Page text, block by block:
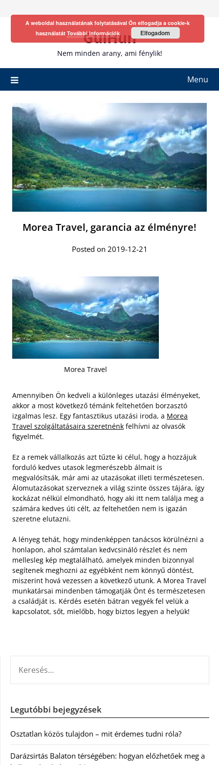
GulHun
Nem minden arany, ami fénylik!
Menu
Morea Travel, garancia az élményre!
Posted on 2019-12-21
Morea Travel
Amennyiben Ön kedveli a különleges utazási élményeket,
akkor a most következő témánk feltehetően borzasztó
izgalmas lesz. Egy fantasztikus utazási iroda, a Morea
Travel szolgáltatásaira szeretnénk felhívni az olvasók
figyelmét.
Ez a remek vállalkozás azt tűzte ki célul, hogy a hozzájuk
forduló kedves utasok legmerészebb álmait is
megvalósítsák, már ami az utazásokat illeti természetesen.
Álomutazásokat szerveznek a világ szinte összes tájára, így
kockázat nélkül elmondható, hogy aki itt nem találja meg a
számára kedves úti célt, az feltehetően nem is igazán
szeretne elutazni.
A lényeg tehát, hogy mindenképpen tanácsos körülnézni a
honlapon, ahol számtalan kedvcsináló részlet és nem
mellesleg kép megtalálható, amelyek minden bizonnyal
segítenek meghozni az egyébként nem könnyű döntést,
miszerint hová vezessen a következő utunk. A Morea Travel
munkatársai mindenben támogatják Önt és természetesen
a családját is. Kérdés esetén bátran vegyék fel velük a
kapcsolatot, sőt, mielőbb, hogy biztos legyen a helyük!
Legutóbbi bejegyzések
Osztatlan közös tulajdon – mit érdemes tudni róla?
Darázsirtás Balaton térségében: hogyan előzhetőek meg a
A weboldal használatának folytatásával Ön elfogadja a cookie-k
használatát További információk Elfogadom